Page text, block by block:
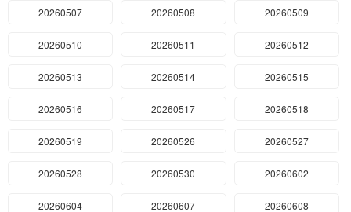
20260507 20260508 20260509
20260510 20260511 20260512
20260513 20260514 20260515
20260516 20260517 20260518
20260519 20260526 20260527
20260528 20260530 20260602
20260604 20260607 20260608